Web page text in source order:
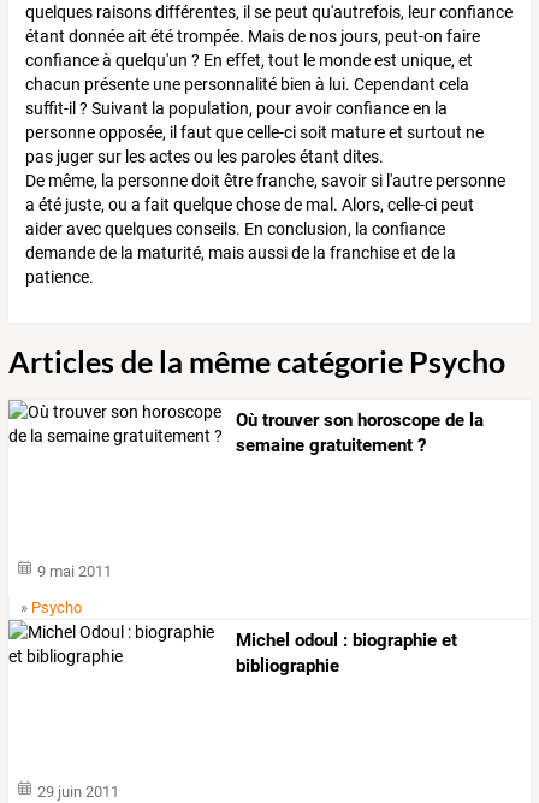
quelques raisons différentes, il se peut qu'autrefois, leur confiance
étant donnée ait été trompée. Mais de nos jours, peut-on faire
confiance à quelqu'un ? En effet, tout le monde est unique, et
chacun présente une personnalité bien à lui. Cependant cela
suffit-il ? Suivant la population, pour avoir confiance en la
personne opposée, il faut que celle-ci soit mature et surtout ne
pas juger sur les actes ou les paroles étant dites.
De même, la personne doit être franche, savoir si l'autre personne
a été juste, ou a fait quelque chose de mal. Alors, celle-ci peut
aider avec quelques conseils. En conclusion, la confiance
demande de la maturité, mais aussi de la franchise et de la
patience.
Articles de la même catégorie Psycho
Où trouver son horoscope de la
semaine gratuitement ?
9 mai 2011
» Psycho
Michel odoul : biographie et
bibliographie
29 juin 2011